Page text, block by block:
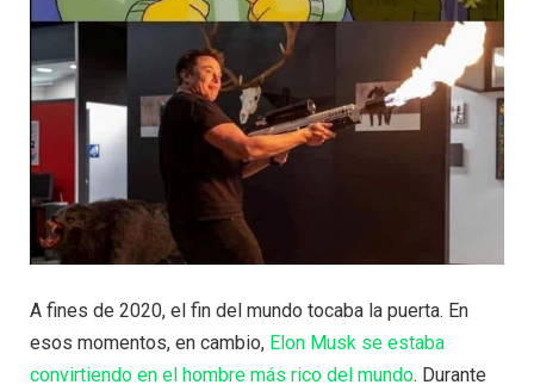
A fines de 2020, el fin del mundo tocaba la puerta. En
esos momentos, en cambio, Elon Musk se estaba
convirtiendo en el hombre más rico del mundo. Durante